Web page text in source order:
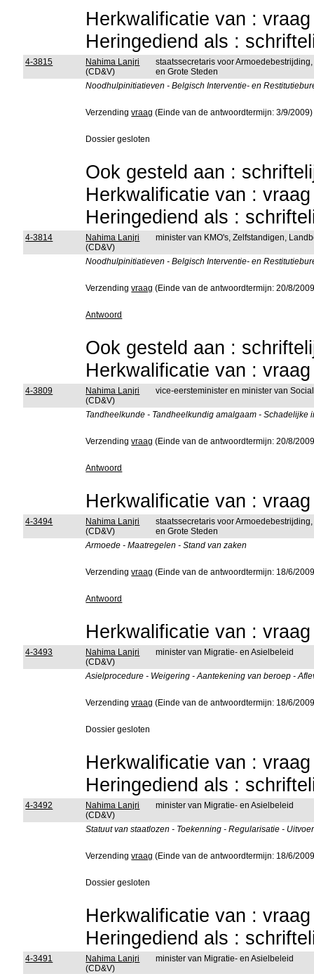
Herkwalificatie van :
Heringediend als :
4-3815
Nahima Lanjri
(CD&V)
staatssecretaris voor
en Grote Steden
Noodhulpinitiatieven - Belgisch Interventie- en
Verzendingvraag (Einde van de antwoordtermijn: 3/9/2009)
Dossier gesloten
Ook gesteld aan :
Herkwalificatie van :
Heringediend als :
4-3814
Nahima Lanjri
(CD&V)
minister van KMO's, Zelfstandigen,
Noodhulpinitiatieven - Belgisch Interventie- en
Verzendingvraag (Einde van de antwoordtermijn: 20/8/
Antwoord
Ook gesteld aan :
Herkwalificatie van :
4-3809
Nahima Lanjri
(CD&V)
vice-eersteminister en minister van
Tandheelkunde - Tandheelkundig amalgaam - Schadelijke
Verzendingvraag (Einde van de antwoordtermijn: 20/8/
Antwoord
Herkwalificatie van :
4-3494
Nahima Lanjri
(CD&V)
staatssecretaris voor
en Grote Steden
Armoede - Maatregelen - Stand van zaken
Verzendingvraag (Einde van de antwoordtermijn: 18/6/
Antwoord
Herkwalificatie van :
4-3493
Nahima Lanjri
(CD&V)
minister van Migratie- en Asielbeleid
Asielprocedure - Weigering - Aantekening van beroep -
Verzendingvraag (Einde van de antwoordtermijn: 18/6/
Dossier gesloten
Herkwalificatie van :
Heringediend als :
4-3492
Nahima Lanjri
(CD&V)
minister van Migratie- en Asielbeleid
Statuut van staatlozen - Toekenning - Regularisatie -
Verzendingvraag (Einde van de antwoordtermijn: 18/6/
Dossier gesloten
Herkwalificatie van :
Heringediend als :
4-3491
Nahima Lanjri
(CD&V)
minister van Migratie- en Asielbeleid